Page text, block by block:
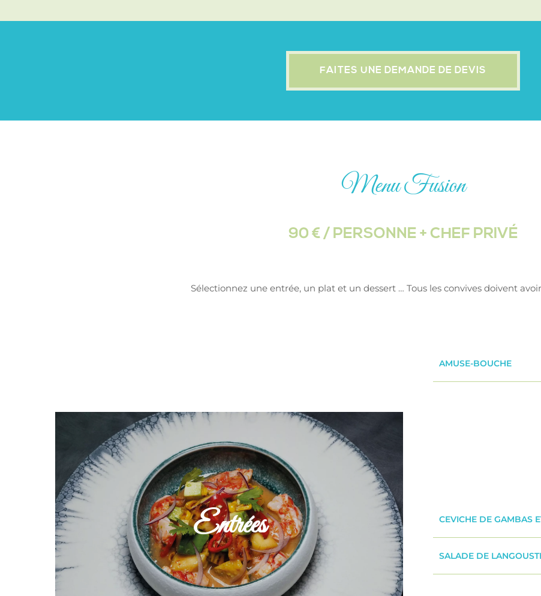
FAITES UNE DEMANDE DE DEVIS
Menu Fusion
90 € / PERSONNE + CHEF PRIVÉ
Sélectionnez une entrée, un plat et un dessert … Tous les convives doivent
AMUSE-BOUCHE
Entrées CEVICHE DE GAMBAS
SALADE DE